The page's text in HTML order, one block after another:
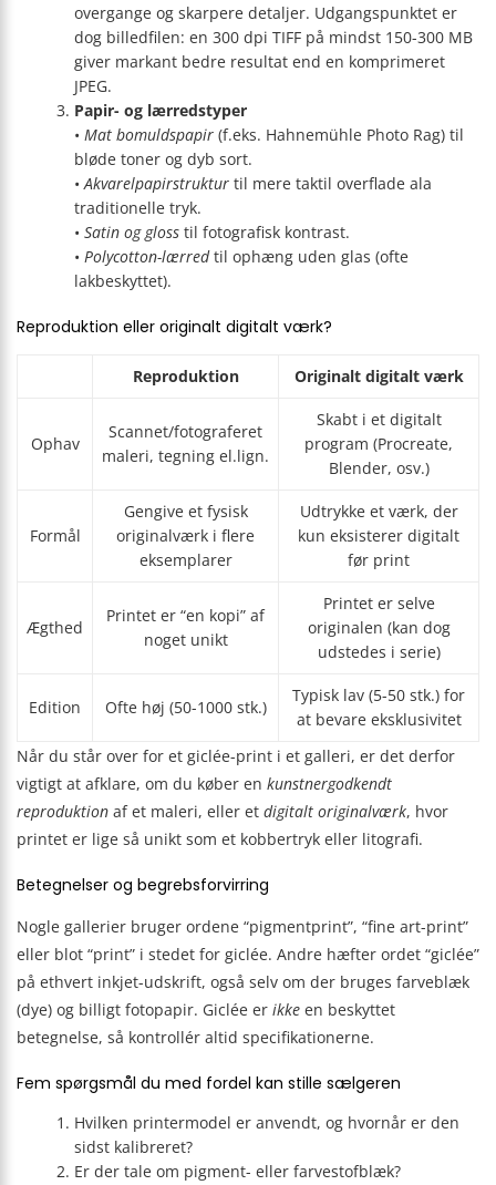
overgange og skarpere detaljer. Udgangspunktet er
dog billedfilen: en 300 dpi TIFF på mindst 150-300 MB
giver markant bedre resultat end en komprimeret
JPEG.
Papir- og lærredstyper
•Mat bomuldspapir (f.eks. Hahnemühle Photo Rag) til
bløde toner og dyb sort.
•Akvarelpapirstruktur til mere taktil overflade ala
traditionelle tryk.
•Satin og gloss til fotografisk kontrast.
•Polycotton-lærredtil ophæng uden glas (ofte
lakbeskyttet).
Reproduktion eller originalt digitalt værk?
Reproduktion Originalt digitalt værk
Ophav
Scannet/fotograferet
maleri, tegning el.lign.
Skabt i et digitalt
program (Procreate,
Blender, osv.)
Formål
Gengive et fysisk
originalværk i flere
eksemplarer
Udtrykke et værk, der
kun eksisterer digitalt
før print
Ægthed
Printet er “en kopi” af
noget unikt
Printet er selve
originalen (kan dog
udstedes i serie)
Edition Ofte høj (50-1000 stk.)
Typisk lav (5-50 stk.) for
at bevare eksklusivitet
Når du står over for et giclée-print i et galleri, er det derfor
vigtigt at afklare, om du køber en kunstnergodkendt
reproduktion af et maleri, eller et digitalt originalværk, hvor
printet er lige så unikt som et kobbertryk eller litografi.
Betegnelser og begrebsforvirring
Nogle gallerier bruger ordene “pigmentprint”, “fine art-print”
eller blot “print” i stedet for giclée. Andre hæfter ordet “giclée”
på ethvert inkjet-udskrift, også selv om der bruges farveblæk
(dye) og billigt fotopapir. Giclée er ikke en beskyttet
betegnelse, så kontrollér altid specifikationerne.
Fem spørgsmål du med fordel kan stille sælgeren
Hvilken printermodel er anvendt, og hvornår er den
sidst kalibreret?
Er der tale om pigment- eller farvestofblæk?